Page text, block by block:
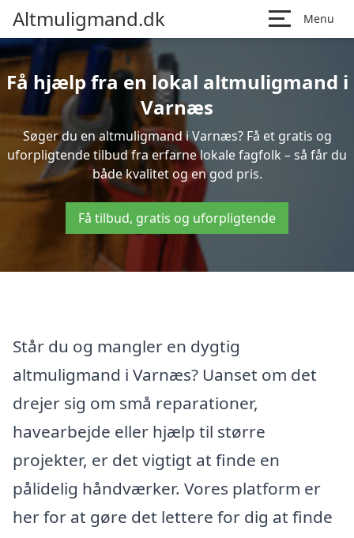
Altmuligmand.dk Menu
Få hjælp fra en lokal altmuligmand i
Varnæs
Søger du en altmuligmand i Varnæs? Få et gratis og
uforpligtende tilbud fra erfarne lokale fagfolk – så får du
både kvalitet og en god pris.
Få tilbud, gratis og uforpligtende
Står du og mangler en dygtig
altmuligmand i Varnæs? Uanset om det
drejer sig om små reparationer,
havearbejde eller hjælp til større
projekter, er det vigtigt at finde en
pålidelig håndværker. Vores platform er
her for at gøre det lettere for dig at finde